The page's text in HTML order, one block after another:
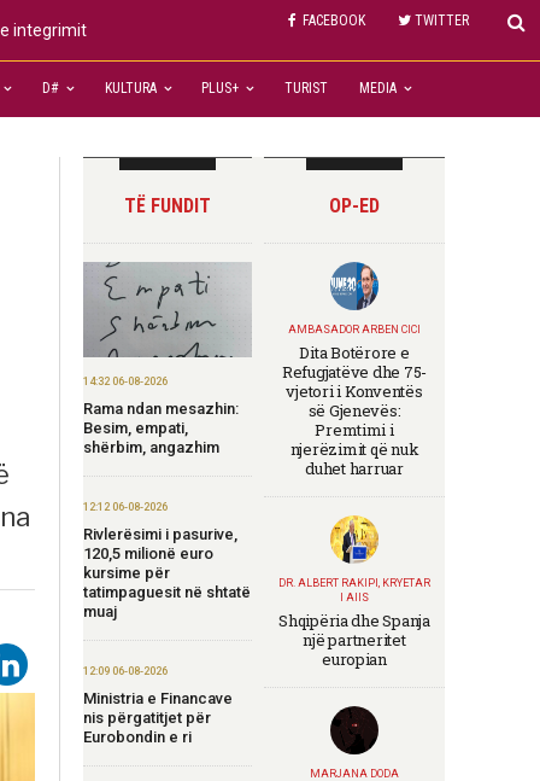
FACEBOOK TWITTER
integrimit
D# KULTURA PLUS+ TURIST MEDIA
TË FUNDIT
14:32 06-08-2026
Rama ndan mesazhin:
Besim, empati,
shërbim, angazhim
12:12 06-08-2026
Rivlerësimi i pasurive,
120,5 milionë euro
kursime për
tatimpaguesit në shtatë
muaj
12:09 06-08-2026
Ministria e Financave
nis përgatitjet për
Eurobondin e ri
OP-ED
AMBASADOR ARBEN CICI
Dita Botërore e
Refugjatëve dhe 75-
vjetori i Konventës
së Gjenevës:
Premtimi i
njerëzimit që nuk
duhet harruar
DR. ALBERT RAKIPI, KRYETAR
I AIIS
Shqipëria dhe Spanja
një partneritet
europian
MARJANA DODA